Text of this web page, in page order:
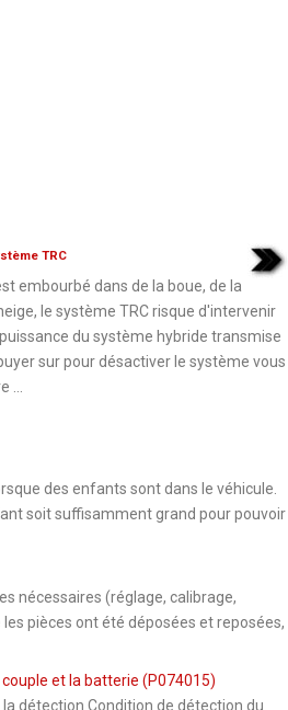
TRC
embourbé dans de la boue, de la
le système TRC risque d'intervenir
du système hybride transmise
sur pour désactiver le système vous
des enfants sont dans le véhicule.
soit suffisamment grand pour pouvoir
nécessaires (réglage, calibrage,
pièces ont été déposées et reposées,
et la batterie (P074015)
la détection Condition de détection du